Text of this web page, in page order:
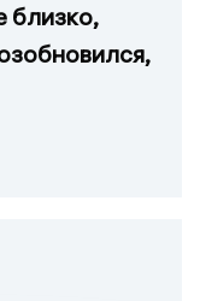
близко,